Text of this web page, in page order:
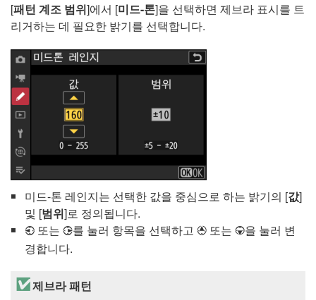
[패턴 계조 범위]에서 [미드-톤]을 선택하면 제브라 표시를 트
리거하는 데 필요한 밝기를 선택합니다.
미드-톤 레인지는 선택한 값을 중심으로 하는 밝기의 [값]
및 [범위]로 정의됩니다.
4 또는 2를 눌러 항목을 선택하고 1 또는 3을 눌러 변
경합니다.
제브라 패턴